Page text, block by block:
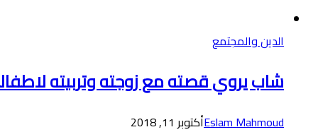
الدين والمجتمع
شاب يروي قصته مع زوجته وتربيته
Eslam Mahmoudأكتوبر 11, 2018